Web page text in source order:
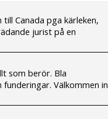
Canada pga kärleken,
jurist på en
som berör. Bla
Välkommen in